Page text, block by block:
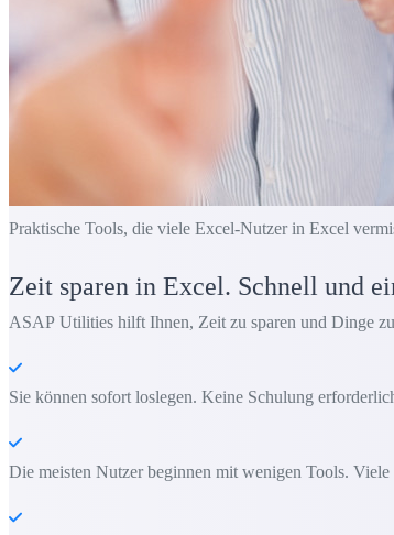
Praktische Tools, die viele Excel-Nutzer in Excel
Zeit sparen in Excel. Schnell und
ASAP Utilities hilft Ihnen, Zeit zu sparen und Dinge
Sie können sofort loslegen. Keine Schulung
Die meisten Nutzer beginnen mit wenigen Tools.